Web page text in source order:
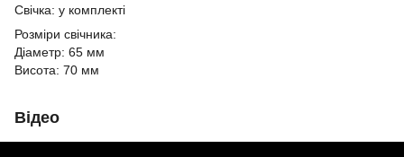
Свічка: у комплекті
Розміри свічника:
Діаметр: 65 мм
Висота: 70 мм
Відео